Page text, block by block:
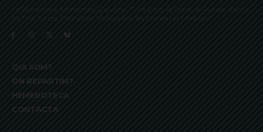
La Bonanova, Monterols, Galvany, Turó Parc, el Farró, el Putxet, Sarrià,
les Tres Torres, Pedralbes, Vallvidrera, les Planes i el Tibidabo
QUI SOM?
ON REPARTIM?
HEMEROTECA
CONTACTA